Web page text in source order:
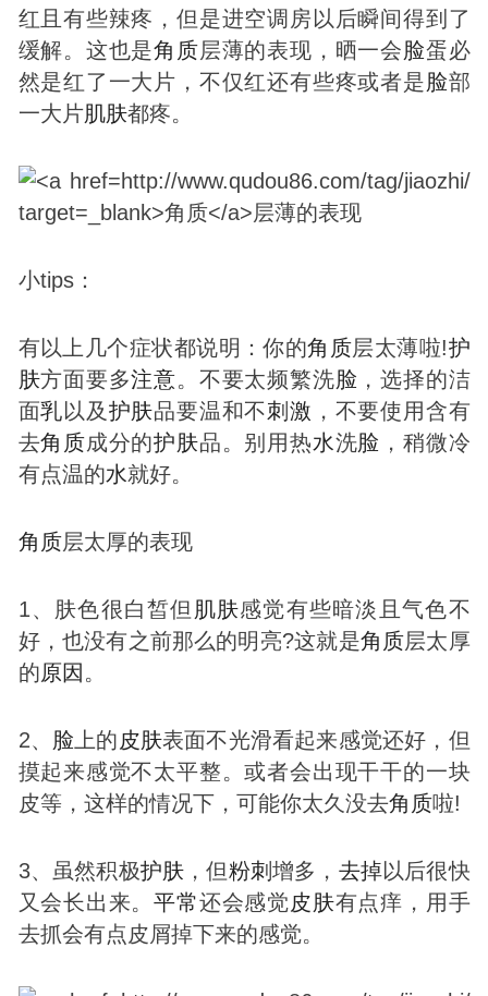
红且有些辣疼，但是进空调房以后瞬间得到了
缓解。这也是角质层薄的表现，晒一会脸蛋必
然是红了一大片，不仅红还有些疼或者是脸部
一大片肌肤都疼。
小tips：
有以上几个症状都说明：你的角质层太薄啦!护
肤方面要多注意。不要太频繁洗脸 ，选择的洁
面乳以及 护肤品要温和不刺激 ，不要使用含有
去角质成分的护肤品。别用热水洗脸 ，稍微冷
有点温的水就好。
角质层太厚的表现
1、肤色很白皙但 肌肤感觉有些暗淡且气色不
好，也没有之前那么的明亮?这就是角质层太厚
的原因 。
2、 脸 上的 皮肤表面不光滑看起来感觉还好，但
摸起来感觉不太平整。或者会出现干干的一块
皮等，这样的情况下，可能你太久没去角质啦!
3、虽然积极护肤 ，但粉刺增多， 去掉以后很快
又会长出来。平常还会感觉皮肤有点痒，用手
去抓会有点皮屑掉下来的感觉。